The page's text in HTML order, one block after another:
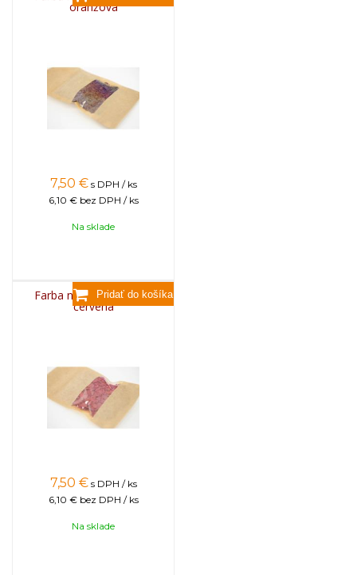
oranžová
7,50 € s DPH / ks
6,10 € bez DPH / ks
Na sklade
Farba na sviečky, 25g -
červená
7,50 € s DPH / ks
6,10 € bez DPH / ks
Na sklade